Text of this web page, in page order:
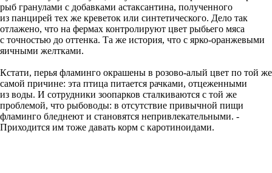
рыб гранулами с добавками астаксантина, полученного
из панцирей тех же креветок или синтетического. Дело так
отлажено, что на фермах контролируют цвет рыбьего мяса
с точностью до оттенка. Та же история, что с ярко-оранжевыми
яичными желтками.
Кстати, перья фламинго ­окрашены в розово-алый цвет по той же
самой причине: эта птица ­питается рачками, отцеженными
из воды. И сотрудники зоопарков сталкиваются с той же
проблемой, что рыбоводы: в отсутствие привычной пищи
фламинго бледнеют и стано­вятся непривлекательными. ­
Приходится им тоже давать корм с каротиноидами.